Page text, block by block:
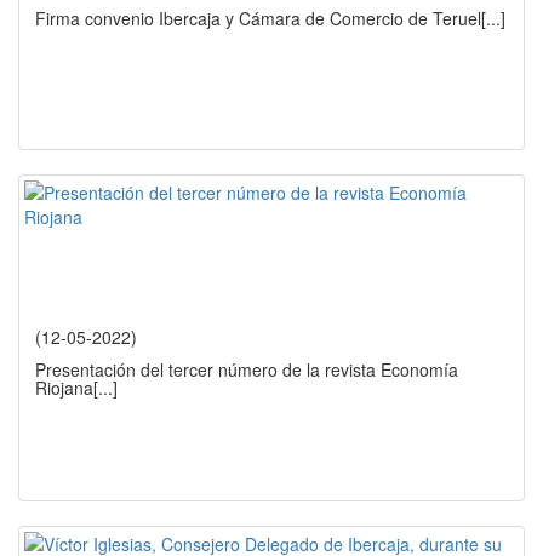
Firma convenio Ibercaja y Cámara de Comercio de Teruel[...]
(12-05-2022)
Presentación del tercer número de la revista Economía
Riojana[...]